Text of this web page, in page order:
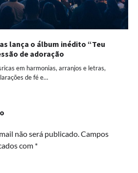
lança o álbum inédito “Teu
de adoração
em harmonias, arranjos e letras,
de fé e…
não será publicado. Campos
com *